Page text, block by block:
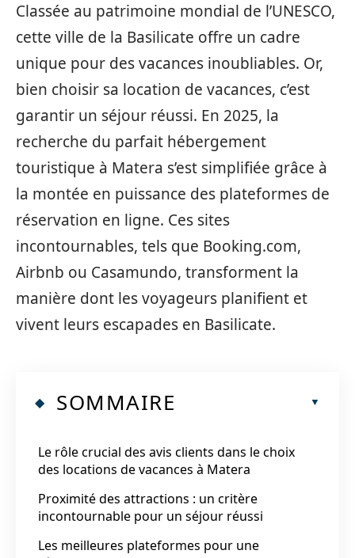
Classée au patrimoine mondial de l’UNESCO,
cette ville de la Basilicate offre un cadre
unique pour des vacances inoubliables. Or,
bien choisir sa location de vacances, c’est
garantir un séjour réussi. En 2025, la
recherche du parfait hébergement
touristique à Matera s’est simplifiée grâce à
la montée en puissance des plateformes de
réservation en ligne. Ces sites
incontournables, tels que Booking.com,
Airbnb ou Casamundo, transforment la
manière dont les voyageurs planifient et
vivent leurs escapades en Basilicate.
SOMMAIRE
Le rôle crucial des avis clients dans le choix
des locations de vacances à Matera
Proximité des attractions : un critère
incontournable pour un séjour réussi
Les meilleures plateformes pour une